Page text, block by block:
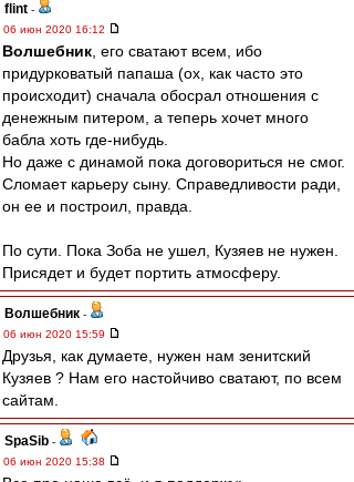
flint -
06 июн 2020 16:12
Волшебник , его сватают всем, ибо
придурковатый папаша (ох, как часто это
происходит) сначала обосрал отношения с
денежным питером, а теперь хочет много
бабла хоть где-нибудь.
Но даже с динамой пока договориться не смог.
Сломает карьеру сыну. Справедливости ради,
он ее и построил, правда.
По сути. Пока Зоба не ушел, Кузяев не нужен.
Присядет и будет портить атмосферу.
Волшебник -
06 июн 2020 15:59
Друзья, как думаете, нужен нам зенитский
Кузяев ? Нам его настойчиво сватают, по всем
сайтам.
SpaSib -
06 июн 2020 15:38